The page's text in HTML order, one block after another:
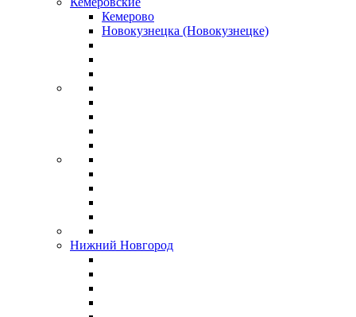
Кемерово
Новокузнецка (Новокузнецке)
Нижний Новгород